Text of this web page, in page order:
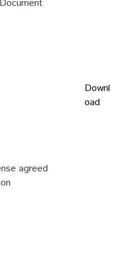
agreed
Downl
oad